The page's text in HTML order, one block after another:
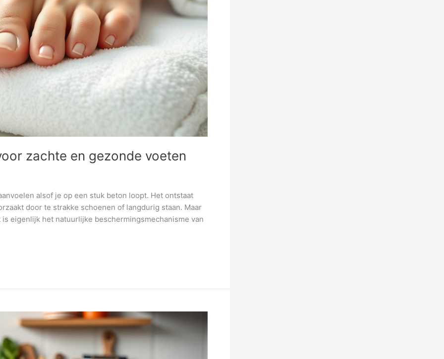
zachte en gezonde voeten
alsof je op een stuk beton loopt. Het ontstaat
door te strakke schoenen of langdurig staan. Maar
eigenlijk het natuurlijke beschermingsmechanisme van